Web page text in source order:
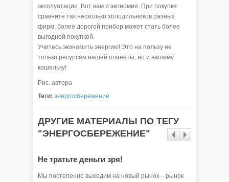
эксплуатации. Вот вам и экономия. При покупке
сравните так несколько холодильников разных
фирм: более дорогой прибор может стать более
выгодной покупкой.
Учитесь экономить энергию! Это на пользу не
только ресурсам нашей планеты, но и вашему
кошельку!
Рис. автора
Теги: энергосбережение
ДРУГИЕ МАТЕРИАЛЫ ПО ТЕГУ
"ЭНЕРГОСБЕРЕЖЕНИЕ"
Не тратьте деньги зря!
Мы постепенно выходим на новый рынок – рынок